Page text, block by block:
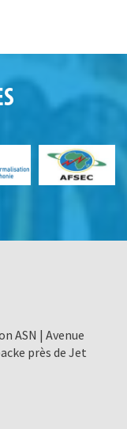
ASN | Avenue
près de Jet